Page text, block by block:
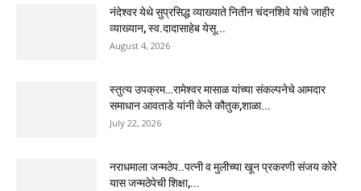
नंदेश्वर येथे सुप्रसिद्ध व्याख्याते नितीन चंदनशिवे यांचे जाहीर
व्याख्यान, स्व.दादासाहेब येसू...
August 4, 2026
स्तुत्य उपक्रम…रामेश्वर मासाळ यांच्या संकल्पनेचे आमदार
समाधान आवताडे यांनी केले कौतुक,शाळा...
July 22, 2026
नराधमाला जन्मठेप..पत्नी व मुलीच्या खून प्रकरणी संजय कोरे
यास जन्मठेपेची शिक्षा,...